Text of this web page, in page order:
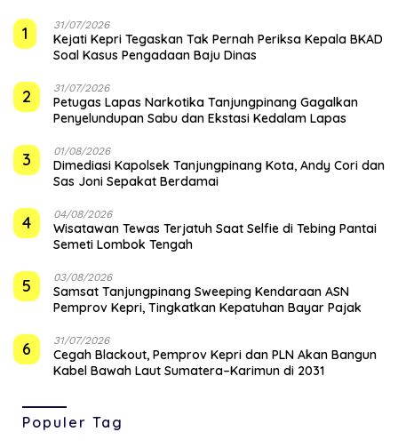
1 31/07/2026
Kejati Kepri Tegaskan Tak Pernah Periksa Kepala BKAD
Soal Kasus Pengadaan Baju Dinas
2 31/07/2026
Petugas Lapas Narkotika Tanjungpinang Gagalkan
Penyelundupan Sabu dan Ekstasi Kedalam Lapas
3 01/08/2026
Dimediasi Kapolsek Tanjungpinang Kota, Andy Cori dan
Sas Joni Sepakat Berdamai
4 04/08/2026
Wisatawan Tewas Terjatuh Saat Selfie di Tebing Pantai
Semeti Lombok Tengah
5 03/08/2026
Samsat Tanjungpinang Sweeping Kendaraan ASN
Pemprov Kepri, Tingkatkan Kepatuhan Bayar Pajak
6 31/07/2026
Cegah Blackout, Pemprov Kepri dan PLN Akan Bangun
Kabel Bawah Laut Sumatera–Karimun di 2031
Populer Tag